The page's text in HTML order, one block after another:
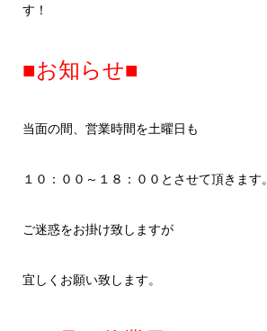
す！
■お知らせ■
当面の間、営業時間を土曜日も
１０：００～１８：００とさせて頂きます。
ご迷惑をお掛け致しますが
宜しくお願い致します。